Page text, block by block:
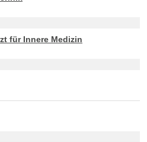
für Innere Medizin